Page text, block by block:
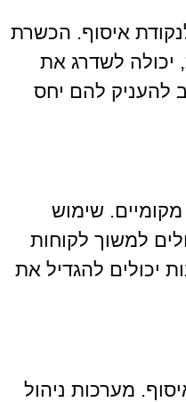
איסוף. הכשרת
יכולה לשדרג את
להעניק להם יחס
שימוש
למשוך לקוחות
יכולים להגדיל את
מערכות ניהול